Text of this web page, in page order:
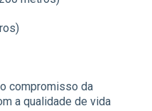
compromisso da
a qualidade de vida